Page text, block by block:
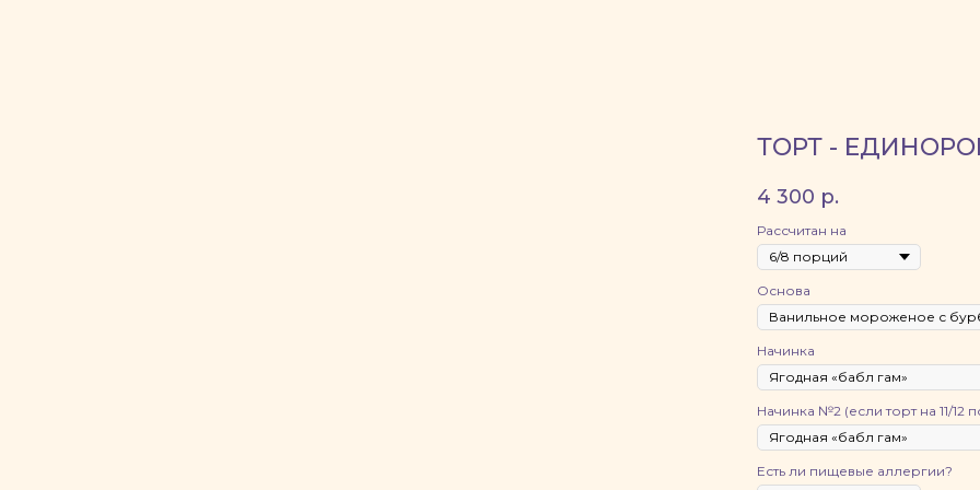
ТОРТ -
4 300 р.
Рассчитан на
Основа
Начинка
Начинка №2 (если торт на 11/12
Есть ли пищевые аллергии?